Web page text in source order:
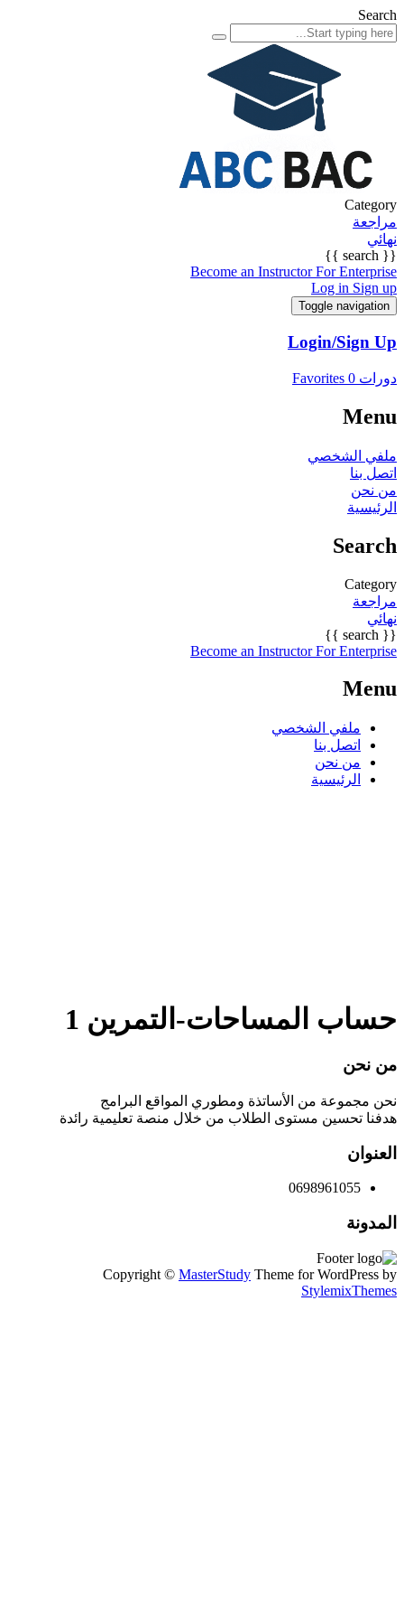
Search
Category
مراجعة
نهائي
{{ search }}
Become an Instructor For Enterprise
Log in Sign up
Toggle navigation
Login/Sign Up
دورات Favorites 0
Menu
ملفي الشخصي
اتصل بنا
من نحن
الرئيسية
Search
Category
مراجعة
نهائي
{{ search }}
Become an Instructor For Enterprise
Menu
ملفي الشخصي
اتصل بنا
من نحن
الرئيسية
حساب المساحات-التمرين 1
من نحن
نحن مجموعة من الأساتذة ومطوري المواقع البرامج
هدفنا تحسين مستوى الطلاب من خلال منصة تعليمية رائدة
العنوان
0698961055
المدونة
Copyright © MasterStudy Theme for WordPress by
StylemixThemes